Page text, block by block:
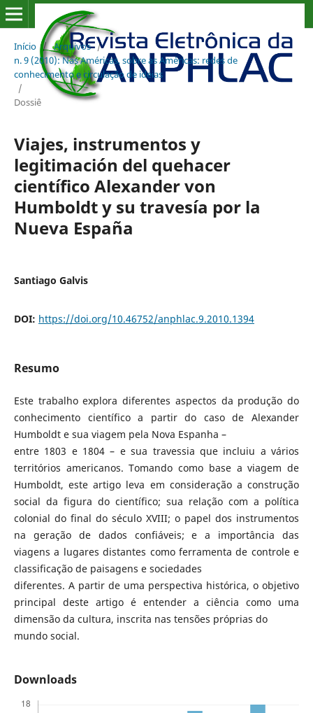
Início / Arquivos /
n. 9 (2010): Nas Américas, sobre as Américas: redes de
conhecimento e circulação de ideias
/
Dossiê
Viajes, instrumentos y
legitimación del quehacer
científico Alexander von
Humboldt y su travesía por la
Nueva España
Santiago Galvis
DOI: https://doi.org/10.46752/anphlac.9.2010.1394
Resumo
Este trabalho explora diferentes aspectos da produção do
conhecimento científico a partir do caso de Alexander
Humboldt e sua viagem pela Nova Espanha –
entre 1803 e 1804 – e sua travessia que incluiu a vários
territórios americanos. Tomando como base a viagem de
Humboldt, este artigo leva em consideração a construção
social da figura do científico; sua relação com a política
colonial do final do século XVIII; o papel dos instrumentos
na geração de dados confiáveis; e a importância das
viagens a lugares distantes como ferramenta de controle e
classificação de paisagens e sociedades
diferentes. A partir de uma perspectiva histórica, o objetivo
principal deste artigo é entender a ciência como uma
dimensão da cultura, inscrita nas tensões próprias do
mundo social.
Downloads